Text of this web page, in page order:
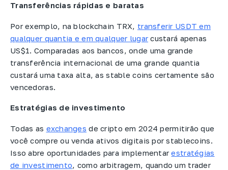
Transferências rápidas e baratas
Por exemplo, na blockchain TRX, transferir USDT em
qualquer quantia e em qualquer lugar custará apenas
US$1. Comparadas aos bancos, onde uma grande
transferência internacional de uma grande quantia
custará uma taxa alta, as stable coins certamente são
vencedoras.
Estratégias de investimento
Todas as exchanges de cripto em 2024 permitirão que
você compre ou venda ativos digitais por stablecoins.
Isso abre oportunidades para implementarestratégias
de investimento, como arbitragem, quando um trader